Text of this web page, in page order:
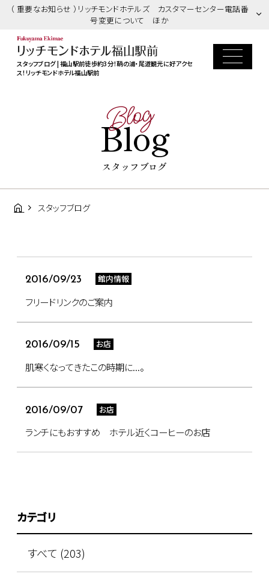
（ 重要なお知らせ ）リッチモンドホテルズ カスタマーセンター電話番
号変更について ほか
スタッフブログ | 福山駅前徒歩約3分！鞆の浦・尾道観光に好アクセ
ス！リッチモンドホテル福山駅前
Blog
Blog
スタッフブログ
スタッフブログ
2016/09/23 館内情報
フリードリンクのご案内
2016/09/15 お店
肌寒くなってきたこの時期に...。
2016/09/07 お店
ランチにもおすすめ ホテル近くコーヒーのお店
カテゴリ
すべて (203)